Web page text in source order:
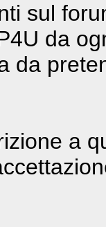
sul
da
da
a